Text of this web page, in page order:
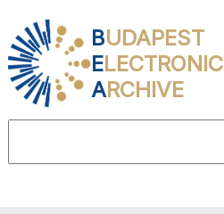
BUDAPEST
ELECTRONIC
ARCHIVE